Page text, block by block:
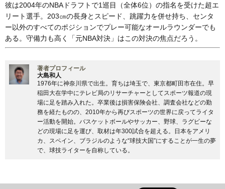
彼は2004年のNBAドラフトで1巡目（全体6位）の指名を受けた超エ
リート選手。203㎝の長身とスピード、跳躍力を併せ持ち、センタ
ー以外のすべてのポジションでプレー可能なオールラウンダーでも
ある。守備力も高く「元NBA対決」はこの対決の焦点だろう。
著者プロフィール
大島和人
1976年に神奈川県で出生。育ちは埼玉で、東京都町田市在住。早
稲田大在学中にテレビ局のリサーチャーとしてスポーツ報道の現
場に足を踏み入れた。卒業後は損害保険会社、調査会社などの勤
務を経たものの、2010年から再びスポーツの世界に戻ってライタ
ー活動を開始。バスケットボールやサッカー、野球、ラグビーな
どの現場に足を運び、取材は年300試合を超える。日本をアメリ
カ、スペイン、ブラジルのような“球技大国”にすることが一生の夢
で、球技ライターを自称している。